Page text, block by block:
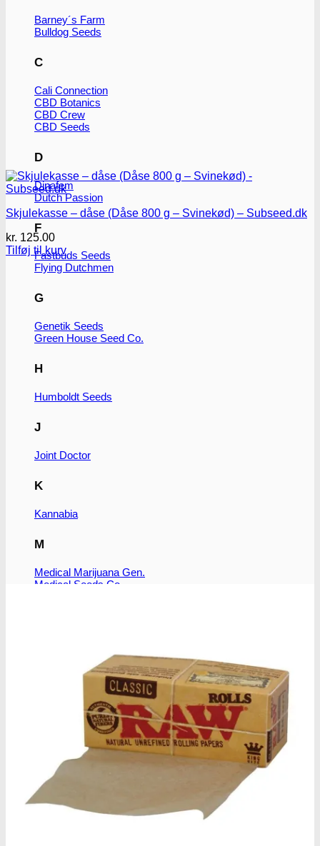
Barney´s Farm
Bulldog Seeds
C
Cali Connection
CBD Botanics
CBD Crew
CBD Seeds
D
Dinafem
Dutch Passion
F
Fastbuds Seeds
Flying Dutchmen
G
Genetik Seeds
Green House Seed Co.
H
Humboldt Seeds
J
Joint Doctor
K
Kannabia
M
Medical Marijuana Gen.
Medical Seeds Co.
Ripper Seeds
Royal Queen Seeds
Subseed's
Sensi Seeds
Serious Seeds
Sumo Seeds
Skjulekasse – dåse (Dåse 800 g – Svinekød) – Subseed.dk
kr. 125.00
Tilføj til kurv